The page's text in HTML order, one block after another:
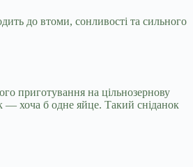
до втоми, сонливості та сильного
приготування на цільнозернову
— хоча б одне яйце. Такий сніданок